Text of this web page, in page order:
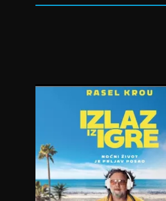
08.08.2026.
09.08.2026.